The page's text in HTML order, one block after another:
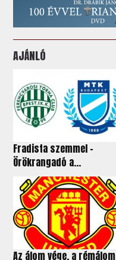
AJÁNLÓ
Fradista szemmel -
Örökrangadó a...
Az álom vége, a rémálom